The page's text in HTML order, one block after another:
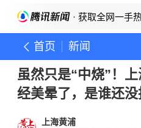
· 获取全网一手
首页 新闻
虽然只是“中烧”！
经美晕了，是谁还没
上海黄浦